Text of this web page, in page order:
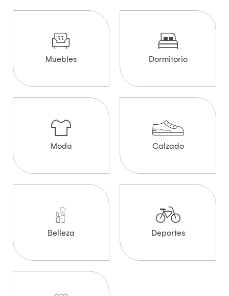
Muebles Dormitorio
Moda Calzado
Belleza Deportes